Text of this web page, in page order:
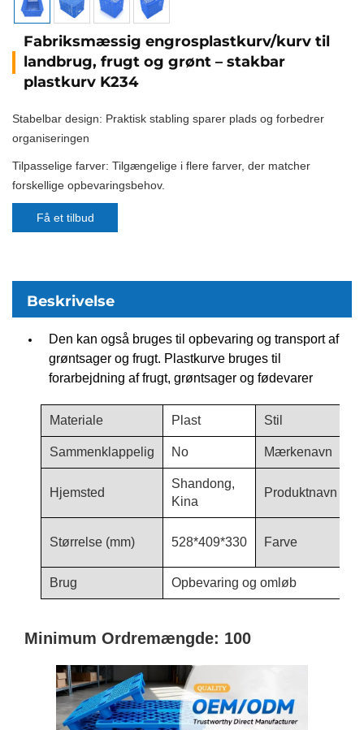
Fabriksmæssig engrosplastkurv/kurv til
landbrug, frugt og grønt – stakbar
plastkurv K234
Stabelbar design: Praktisk stabling sparer plads og forbedrer
organiseringen
Tilpasselige farver: Tilgængelige i flere farver, der matcher
forskellige opbevaringsbehov.
Få et tilbud
Beskrivelse
Den kan også bruges til opbevaring og transport af
grøntsager og frugt. Plastkurve bruges til
forarbejdning af frugt, grøntsager og fødevarer
Materiale Plast Stil
Sammenklappelig No Mærkenavn
Hjemsted
Shandong,
Kina
Produktnavn
Størrelse (mm) 528*409*330 Farve
Brug Opbevaring og omløb
Minimum Ordremængde: 100